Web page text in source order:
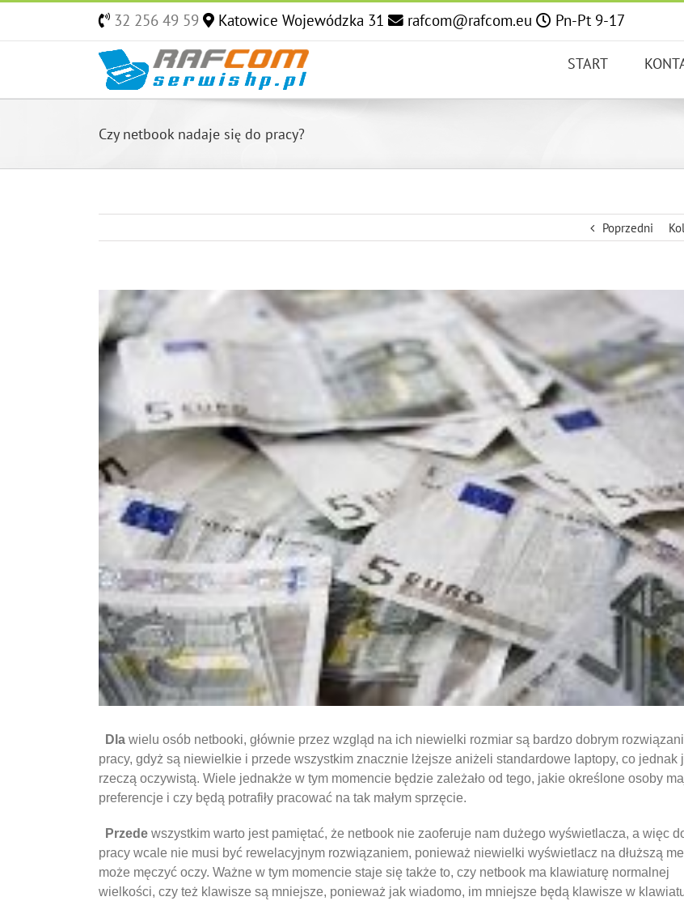
Skip
content
32 256 49 59 Katowice Wojewódzka 31 rafcom@rafcom.eu Pn-Pt 9-17
START
Czy netbook nadaje się do pracy?
Poprzedni
Dla wielu osób netbooki, głównie przez wzgląd na ich niewielki rozmiar są bardzo dobrym
pracy, gdyż są niewielkie i przede wszystkim znacznie lżejsze aniżeli standardowe laptopy, co jednak
rzeczą oczywistą. Wiele jednakże w tym momencie będzie zależało od tego, jakie określone osoby
preferencje i czy będą potrafiły pracować na tak małym sprzęcie.
Przede wszystkim warto jest pamiętać, że netbook nie zaoferuje nam dużego wyświetlacza, a więc
pracy wcale nie musi być rewelacyjnym rozwiązaniem, ponieważ niewielki wyświetlacz na dłuższą
może męczyć oczy. Ważne w tym momencie staje się także to, czy netbook ma klawiaturę normalnej
wielkości, czy też klawisze są mniejsze, ponieważ jak wiadomo, im mniejsze będą klawisze w